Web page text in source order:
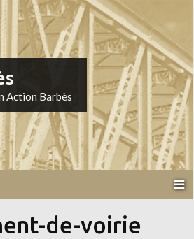
Action Barbès
de-voirie